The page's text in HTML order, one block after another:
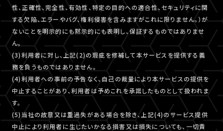
性、正確性、完全性、有効性、特定の目的への適合性、セキュリティに関
する欠陥、エラーやバグ、権利侵害を含みますがこれに限りません。）が
ないことを明示的にも黙示的にも表明し、保証するものではありませ
ん。
(3)利用者に対し、上記(2)の瑕疵を修補して本サービスを提供する義
務を負うものではありません。
(4)利用者への事前の予告なく、自己の裁量により本サービスの提供を
中止することがあり、利用者は予めこれを承諾したものとして扱われま
す。
(5)当社の故意又は重過失がある場合を除き、上記(4)のサービス提供
中止により利用者に生じたいかなる損害又は損失についても、一切責